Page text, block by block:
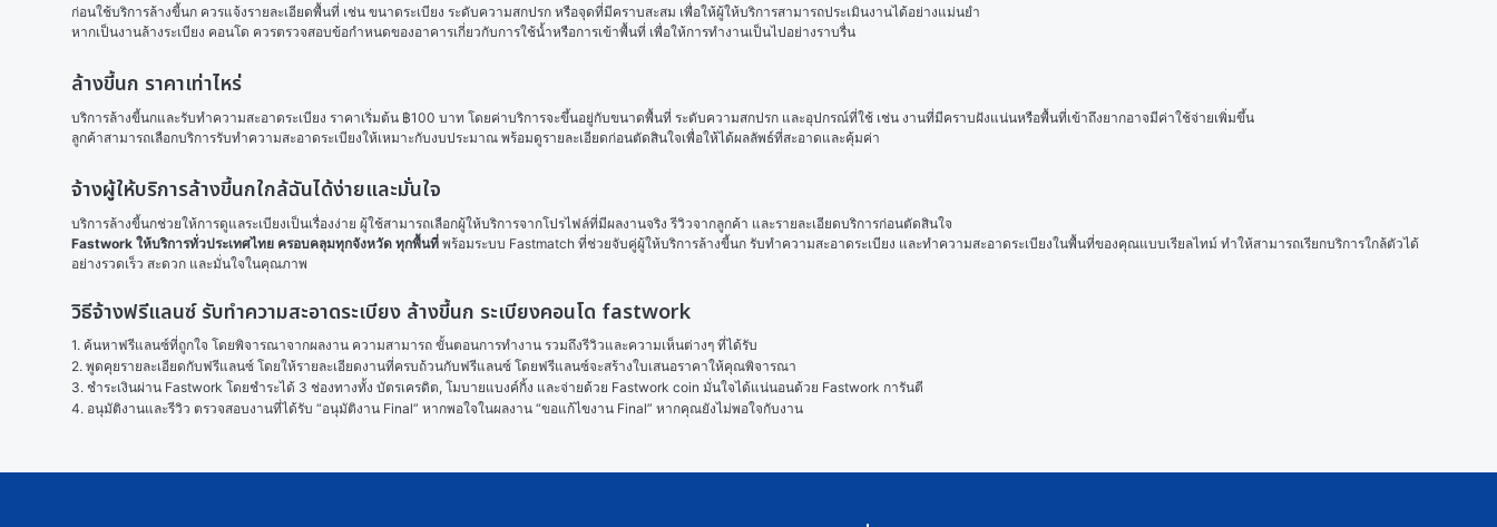
ก่อนใช้บริการล้างขี้นก ควรแจ้งรายละเอียดพื้นที่ เช่น ขนาดระเบียง ระดับความสกปรก หรือจุดที่มีคราบสะสม เพื่อให้ผู้ให้บริการสามารถประเมินงานได้อย่างแม่นยำ
หากเป็นงานล้างระเบียง คอนโด ควรตรวจสอบข้อกำหนดของอาคารเกี่ยวกับการใช้น้ำหรือการเข้าพื้นที่ เพื่อให้การทำงานเป็นไปอย่างราบรื่น
ล้างขี้นก ราคาเท่าไหร่
บริการล้างขี้นกและรับทำความสะอาดระเบียง ราคาเริ่มต้น ฿100 บาท โดยค่าบริการจะขึ้นอยู่กับขนาดพื้นที่ ระดับความสกปรก และอุปกรณ์ที่ใช้ เช่น งานที่มีคราบฝังแน่นหรือพื้นที่เข้าถึงยากอาจมีค่าใช้จ่ายเพิ่มขึ้น
ลูกค้าสามารถเลือกบริการรับทำความสะอาดระเบียงให้เหมาะกับงบประมาณ พร้อมดูรายละเอียดก่อนตัดสินใจเพื่อให้ได้ผลลัพธ์ที่สะอาดและคุ้มค่า
จ้างผู้ให้บริการล้างขี้นกใกล้ฉันได้ง่ายและมั่นใจ
บริการล้างขี้นกช่วยให้การดูแลระเบียงเป็นเรื่องง่าย ผู้ใช้สามารถเลือกผู้ให้บริการจากโปรไฟล์ที่มีผลงานจริง รีวิวจากลูกค้า และรายละเอียดบริการก่อนตัดสินใจ
Fastwork ให้บริการทั่วประเทศไทย ครอบคลุมทุกจังหวัด ทุกพื้นที่ พร้อมระบบ Fastmatch ที่ช่วยจับคู่ผู้ให้บริการล้างขี้นก รับทำความสะอาดระเบียง และทำความสะอาดระเบียงในพื้นที่ของคุณแบบเรียลไทม์ ทำให้สามารถเรียกบริการใกล้ตัวได้
อย่างรวดเร็ว สะดวก และมั่นใจในคุณภาพ
วิธีจ้างฟรีแลนซ์ รับทำความสะอาดระเบียง ล้างขี้นก ระเบียงคอนโด fastwork
1. ค้นหาฟรีแลนซ์ที่ถูกใจ โดยพิจารณาจากผลงาน ความสามารถ ขั้นตอนการทำงาน รวมถึงรีวิวและความเห็นต่างๆ ที่ได้รับ
2. พูดคุยรายละเอียดกับฟรีแลนซ์ โดยให้รายละเอียดงานที่ครบถ้วนกับฟรีแลนซ์ โดยฟรีแลนซ์จะสร้างใบเสนอราคาให้คุณพิจารณา
3. ชำระเงินผ่าน Fastwork โดยชำระได้ 3 ช่องทางทั้ง บัตรเครดิต, โมบายแบงค์กิ้ง และจ่ายด้วย Fastwork coin มั่นใจได้แน่นอนด้วย Fastwork การันตี
4. อนุมัติงานและรีวิว ตรวจสอบงานที่ได้รับ “อนุมัติงาน Final” หากพอใจในผลงาน “ขอแก้ไขงาน Final” หากคุณยังไม่พอใจกับงาน